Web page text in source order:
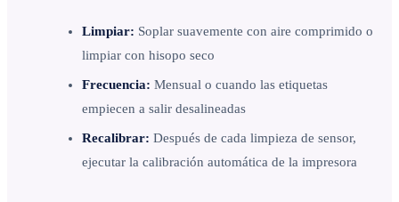
Limpiar: Soplar suavemente con aire comprimido o
limpiar con hisopo seco
Frecuencia: Mensual o cuando las etiquetas
empiecen a salir desalineadas
Recalibrar: Después de cada limpieza de sensor,
ejecutar la calibración automática de la impresora